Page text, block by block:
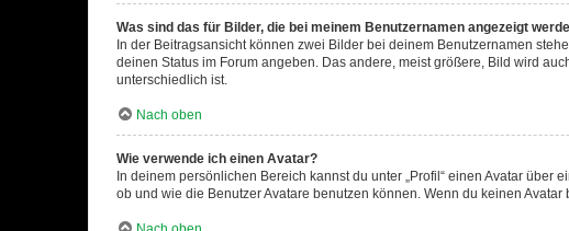
Was sind das für Bilder, die bei meinem Benutzernamen angezeigt
In der Beitragsansicht können zwei Bilder bei deinem Benutzernamen
deinen Status im Forum angeben. Das andere, meist größere, Bild wird
unterschiedlich ist.
Nach oben
Wie verwende ich einen Avatar?
In deinem persönlichen Bereich kannst du unter „Profil“ einen Avatar
ob und wie die Benutzer Avatare benutzen können. Wenn du keinen